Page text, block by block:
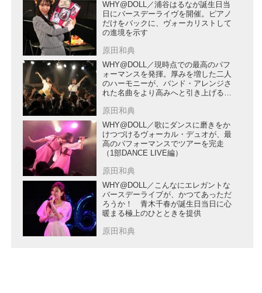
WHY@DOLL／浦谷はるなが誕生日当
日にバースデーライヴを開催。ピアノ
だけをバックに、ヴォーカリストして
の進境を示す
原田和典
WHY@DOLL／現時点での最高のパフ
ォーマンスを発揮。厚みを増した二人
のハーモニーが、バンド・アレンジさ
れた名曲をより高みへと引き上げる
原田和典
WHY@DOLL／歌にダンスに磨きをか
けつづけるヴォーカル・デュオが、最
高のパフォーマンスでツアーを完走
（1部DANCE LIVE編）
原田和典
WHY@DOLL／こんなにエレガントな
バースデーライブが、かつてあっただ
ろうか！ 青木千春が誕生日当日に心
暖まる極上のひとときを提供
原田和典